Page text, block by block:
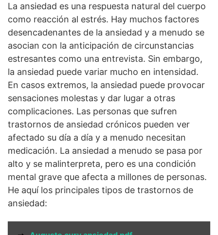
La ansiedad es una respuesta natural del cuerpo
como reacción al estrés. Hay muchos factores
desencadenantes de la ansiedad y a menudo se
asocian con la anticipación de circunstancias
estresantes como una entrevista. Sin embargo,
la ansiedad puede variar mucho en intensidad.
En casos extremos, la ansiedad puede provocar
sensaciones molestas y dar lugar a otras
complicaciones. Las personas que sufren
trastornos de ansiedad crónicos pueden ver
afectado su día a día y a menudo necesitan
medicación. La ansiedad a menudo se pasa por
alto y se malinterpreta, pero es una condición
mental grave que afecta a millones de personas.
He aquí los principales tipos de trastornos de
ansiedad: